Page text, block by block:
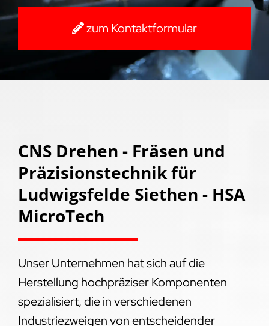
zum Kontaktformular
CNS Drehen - Fräsen und
Präzisionstechnik für
Ludwigsfelde Siethen - HSA
MicroTech
Unser Unternehmen hat sich auf die
Herstellung hochpräziser Komponenten
spezialisiert, die in verschiedenen
Industriezweigen von entscheidender